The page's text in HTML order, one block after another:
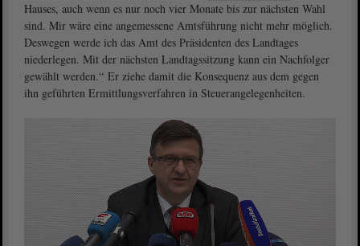
Hauses, auch wenn es nur noch vier Monate bis zur nächsten Wahl
sind. Mir wäre eine angemessene Amtsführung nicht mehr möglich.
Deswegen werde ich das Amt des Präsidenten des Landtages
niederlegen. Mit der nächsten Landtagssitzung kann ein Nachfolger
gewählt werden.“ Er ziehe damit die Konsequenz aus dem gegen
ihn geführten Ermittlungsverfahren in Steuerangelegenheiten.